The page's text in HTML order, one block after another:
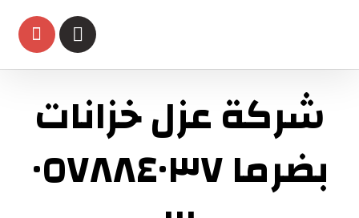
شركة عزل خزانات
بضرما ٠٥٧٨٨٤٠٣٧